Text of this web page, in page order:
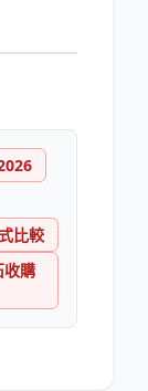
比較
收購